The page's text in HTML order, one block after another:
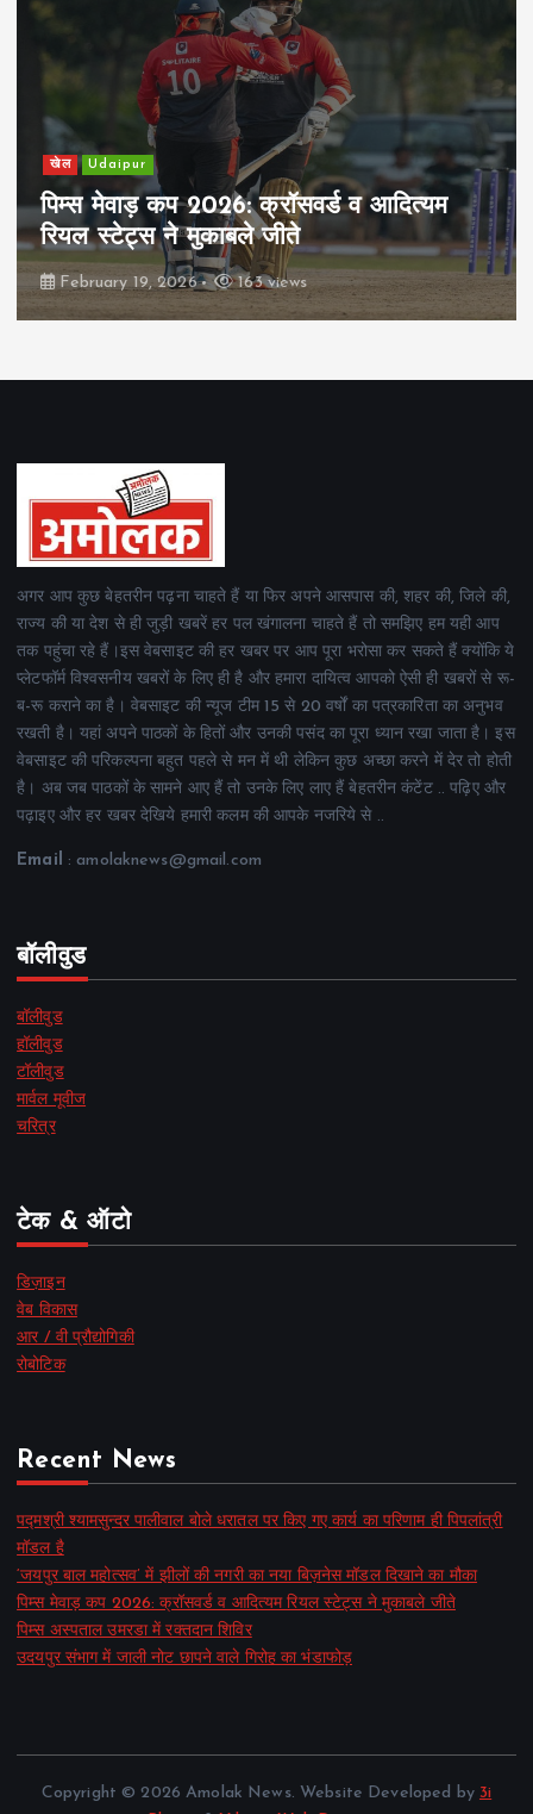
खेल Udaipur
पिम्स मेवाड़ कप 2026: क्रॉसवर्ड व आदित्यम
रियल स्टेट्स ने मुकाबले जीते
February 19, 2026 163 views
अगर आप कुछ बेहतरीन पढ़ना चाहते हैं या फिर अपने आसपास की, शहर की, जिले की,
राज्य की या देश से ही जुड़ी खबरें हर पल खंगालना चाहते हैं तो समझिए हम यही आप
तक पहुंचा रहे हैं।इस वेबसाइट की हर खबर पर आप पूरा भरोसा कर सकते हैं क्योंकि ये
प्लेटफॉर्म विश्वसनीय खबरों के लिए ही है और हमारा दायित्व आपको ऐसी ही खबरों से रू-
ब-रू कराने का है। वेबसाइट की न्यूज टीम 15 से 20 वर्षों का पत्रकारिता का अनुभव
रखती है। यहां अपने पाठकों के हितों और उनकी पसंद का पूरा ध्यान रखा जाता है। इस
वेबसाइट की परिकल्पना बहुत पहले से मन में थी लेकिन कुछ अच्छा करने में देर तो होती
है। अब जब पाठकों के सामने आए हैं तो उनके लिए लाए हैं बेहतरीन कंटेंट .. पढ़िए और
पढ़ाइए और हर खबर देखिये हमारी कलम की आपके नजरिये से ..
Email : amolaknews@gmail.com
बॉलीवुड
बॉलीवुड
हॉलीवुड
टॉलीवुड
मार्वल मूवीज
चरित्र
टेक & ऑटो
डिज़ाइन
वेब विकास
आर / वी प्रौद्योगिकी
रोबोटिक
Recent News
पद्मश्री श्यामसुन्दर पालीवाल बोले धरातल पर किए गए कार्य का परिणाम ही पिपलांत्री
मॉडल है
‘जयपुर बाल महोत्सव’ में झीलों की नगरी का नया बिज़नेस मॉडल दिखाने का मौका
पिम्स मेवाड़ कप 2026: क्रॉसवर्ड व आदित्यम रियल स्टेट्स ने मुकाबले जीते
पिम्स अस्पताल उमरडा में रक्तदान शिविर
उदयपुर संभाग में जाली नोट छापने वाले गिरोह का भंडाफोड़
Copyright © 2026 Amolak News. Website Developed by 3i